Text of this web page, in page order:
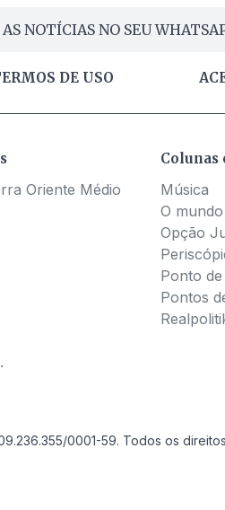
NOTÍCIAS NO SEU
DE USO
Oriente Médio
Colunas
Música
O
Opção
Ponto
Pontos
0001-59. Todos os